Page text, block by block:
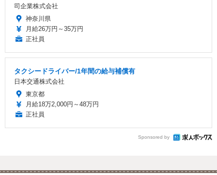
司企業株式会社
神奈川県
月給26万円～35万円
正社員
タクシードライバー/1年間の給与補償有
日本交通株式会社
東京都
月給18万2,000円～48万円
正社員
Sponsored by